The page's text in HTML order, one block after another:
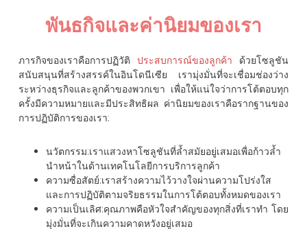
พันธกิจและค่านิยมของเรา
ภารกิจของเราคือการปฏิวัติ ประสบการณ์ของลูกค้า ด้วยโซลูชัน
สนับสนุนที่สร้างสรรค์ในอินโดนีเซีย เรามุ่งมั่นที่จะเชื่อมช่องว่าง
ระหว่างธุรกิจและลูกค้าของพวกเขา เพื่อให้แน่ใจว่าการโต้ตอบทุก
ครั้งมีความหมายและมีประสิทธิผล ค่านิยมของเราคือรากฐานของ
การปฏิบัติการของเรา:
นวัตกรรม:เราแสวงหาโซลูชันที่ล้ำสมัยอยู่เสมอเพื่อก้าวล้ำ
นำหน้าในด้านเทคโนโลยีการบริการลูกค้า
ความซื่อสัตย์:เราสร้างความไว้วางใจผ่านความโปร่งใส
และการปฏิบัติตามจริยธรรมในการโต้ตอบทั้งหมดของเรา
ความเป็นเลิศ:คุณภาพคือหัวใจสำคัญของทุกสิ่งที่เราทำ โดย
มุ่งมั่นที่จะเกินความคาดหวังอยู่เสมอ